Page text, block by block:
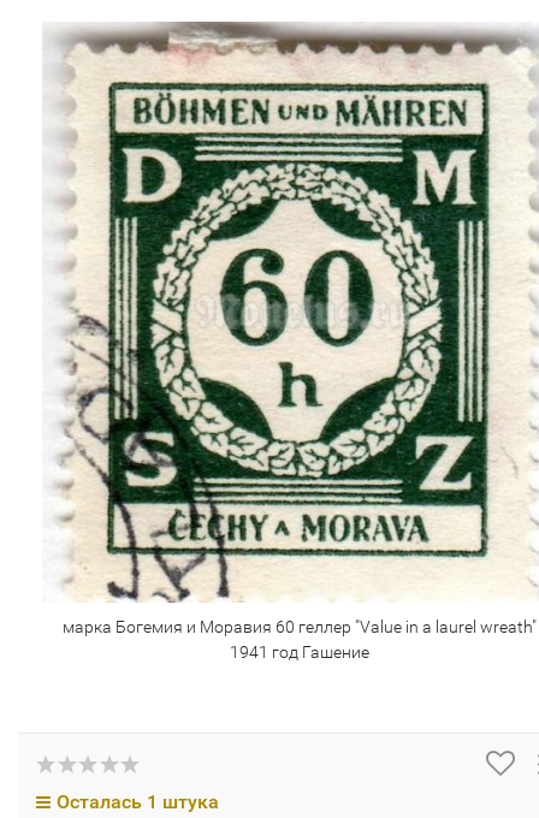
марка Богемия и Моравия 60 геллер "Value in a laurel wreath"
1941 год Гашение
Осталась 1 штука